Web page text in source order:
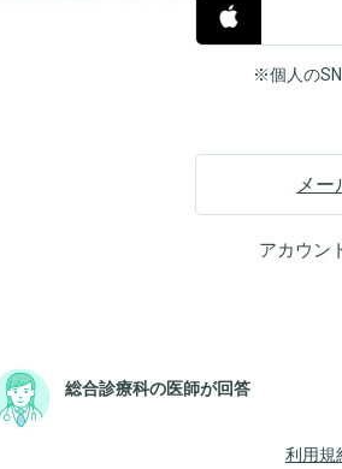
※個人の
メー
アカウン
総合診療科の医師が回答
利用規